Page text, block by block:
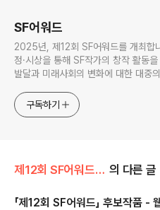
SF어워드
2025년, 제12회 SF어워드를 개최합니다. 우수 SF콘
정·시상을 통해 SF작가의 창작 활동
발달과 미래사회의 변화에 대한 대중
로 12회를 맞이하였습니다.
구독하기
제12회 SF어워드 (2025) 의 다른 글
「제12회 SF어워드」 후보작품 -